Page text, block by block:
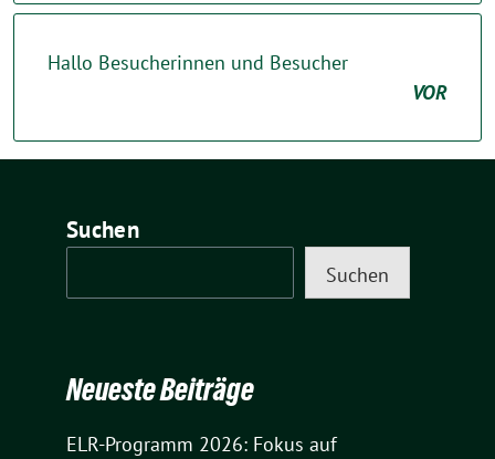
Hallo Besucherinnen und Besucher
VOR
Suchen
Suchen
Neueste Beiträge
ELR-Programm 2026: Fokus auf